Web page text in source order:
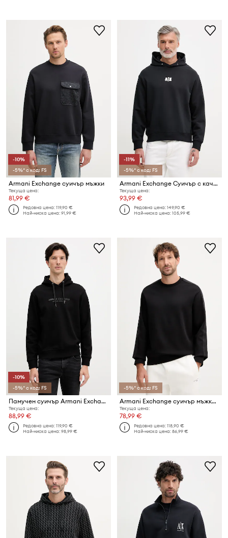
-10%
-5%* с код: FS
Armani Exchange суичър мъжки
Текуща цена:
81,99 €
Редовна цена:119,90 €
Най-ниска цена:91,99 €
-11%
-5%* с код: FS
Armani Exchange Суичър с качулка мъжки памучен
Текуща цена:
93,99 €
Редовна цена:149,90 €
Най-ниска цена:105,99 €
-10%
-5%* с код: FS
Памучен суичър Armani Exchange
Текуща цена:
88,99 €
Редовна цена:119,90 €
Най-ниска цена:98,99 €
-5%* с код: FS
Armani Exchange суичър мъжки с памук
Текуща цена:
78,99 €
Редовна цена:118,90 €
Най-ниска цена:86,99 €